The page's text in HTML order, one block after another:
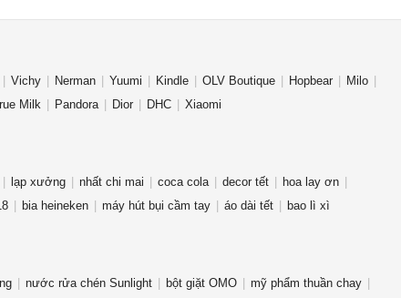
Vichy Nerman Yuumi Kindle OLV Boutique Hopbear
Milo
Milk Pandora Dior DHC Xiaomi
lạp xưởng nhất chi mai coca cola decor tết
hoa lay ơn
bia heineken máy hút bụi cầm tay áo dài tết bao lì xì
nước rửa chén Sunlight bột giặt OMO
mỹ phẩm thuần chay